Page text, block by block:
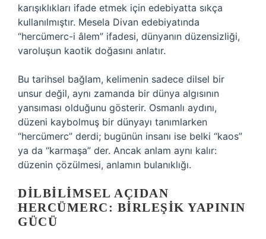
karışıklıkları ifade etmek için edebiyatta sıkça
kullanılmıştır. Mesela Divan edebiyatında
“hercümerc-i âlem” ifadesi, dünyanın düzensizliği,
varoluşun kaotik doğasını anlatır.
Bu tarihsel bağlam, kelimenin sadece dilsel bir
unsur değil, aynı zamanda bir dünya algısının
yansıması olduğunu gösterir. Osmanlı aydını,
düzeni kaybolmuş bir dünyayı tanımlarken
“hercümerc” derdi; bugünün insanı ise belki “kaos”
ya da “karmaşa” der. Ancak anlam aynı kalır:
düzenin çözülmesi, anlamın bulanıklığı.
DILBILIMSEL AÇIDAN
HERCÜMERC: BIRLEŞIK YAPININ
GÜCÜ